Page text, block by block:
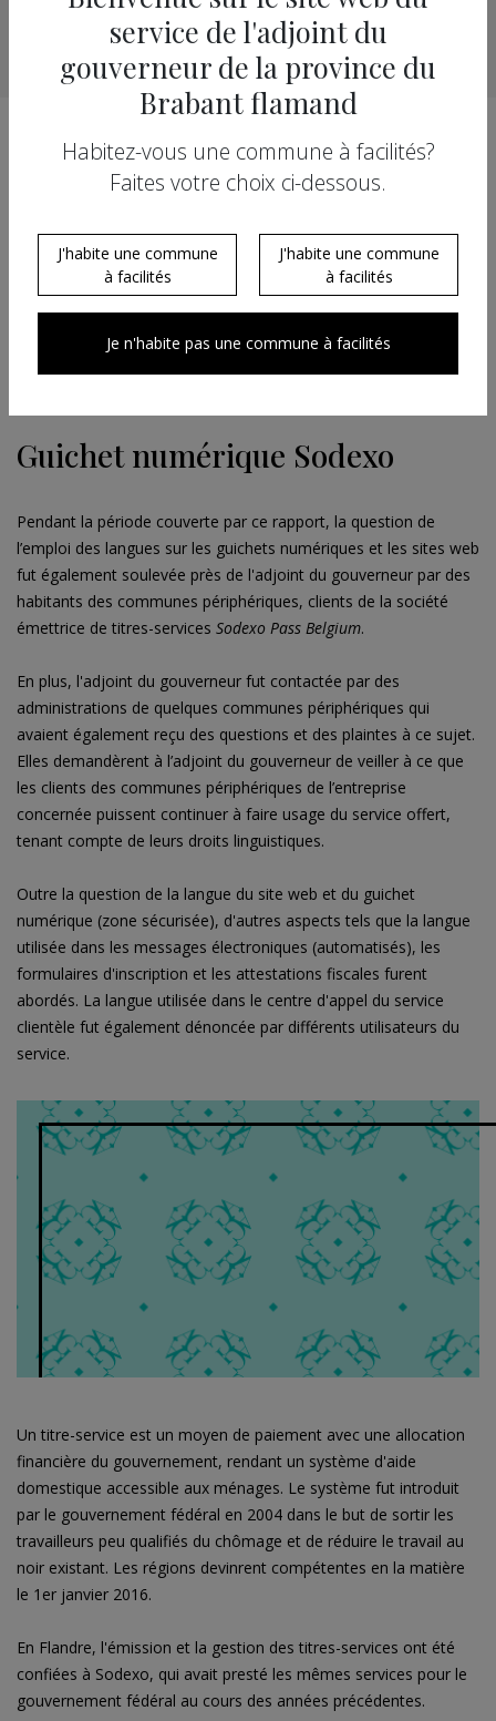
situations, le régime linguistique applicable aux autorités locales
des communes périphériques doit être assuré.
Informations générales sur des pages
Zone sécurisée
Enquêtes publiques
Guichet numérique Sodexo
Pendant la période couverte par ce rapport, la question de
l’emploi des langues sur les guichets numériques et les sites web
fut également soulevée près de l'adjoint du gouverneur par des
habitants des communes périphériques, clients de la société
émettrice de titres-services Sodexo Pass Belgium.
En plus, l'adjoint du gouverneur fut contactée par des
administrations de quelques communes périphériques qui
avaient également reçu des questions et des plaintes à ce sujet.
Elles demandèrent à l’adjoint du gouverneur de veiller à ce que
les clients des communes périphériques de l’entreprise
concernée puissent continuer à faire usage du service offert,
tenant compte de leurs droits linguistiques.
Outre la question de la langue du site web et du guichet
numérique (zone sécurisée), d'autres aspects tels que la langue
utilisée dans les messages électroniques (automatisés), les
formulaires d'inscription et les attestations fiscales furent
abordés. La langue utilisée dans le centre d'appel du service
clientèle fut également dénoncée par différents utilisateurs du
service.
Un titre-service est un moyen de paiement avec une allocation
financière du gouvernement, rendant un système d'aide
domestique accessible aux ménages. Le système fut introduit
par le gouvernement fédéral en 2004 dans le but de sortir les
travailleurs peu qualifiés du chômage et de réduire le travail au
noir existant. Les régions devinrent compétentes en la matière
le 1er janvier 2016.
En Flandre, l'émission et la gestion des titres-services ont été
confiées à Sodexo, qui avait presté les mêmes services pour le
gouvernement fédéral au cours des années précédentes.
service de l'adjoint du
gouverneur de la province du
Brabant flamand
Habitez-vous une commune à facilités?
Faites votre choix ci-dessous.
J'habite une commune
à facilités
J'habite une commune
à facilités
Je n'habite pas une commune à facilités